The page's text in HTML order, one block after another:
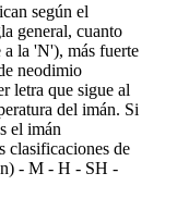
según el
general, cuanto
a la 'N'), más fuerte
neodimio
letra que sigue al
del imán. Si
el imán
clasificaciones de
- M - H - SH -